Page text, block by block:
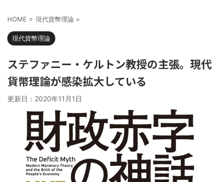
HOME > 現代貨幣理論 >
現代貨幣理論
ステファニー・ケルトン教授の主張。現代
貨幣理論が感染拡大している
更新日： 2020年11月1日